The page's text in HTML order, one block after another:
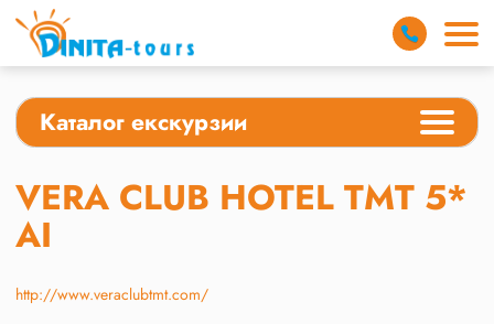
Каталог екскурзии
VERA CLUB HOTEL TMT 5*
AI
http://www.veraclubtmt.com/